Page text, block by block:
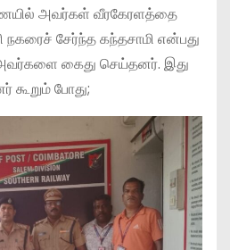
அவர்கள் வீரகேரளத்தை
நகரைச் சேர்ந்த கந்தசாமி என்பது
கைது செய்தனர். இது
கூறும் போது;